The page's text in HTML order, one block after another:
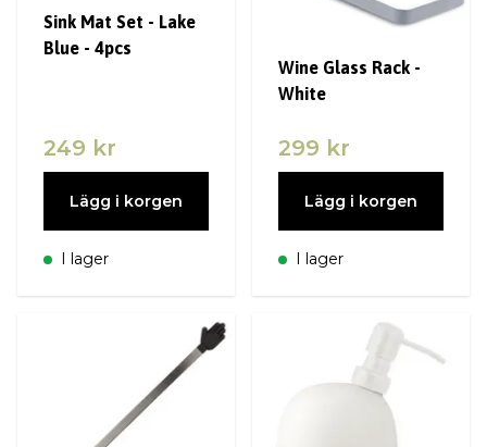
Sink Mat Set - Lake
Blue - 4pcs
249 kr
Lägg i korgen
I lager
Wine Glass Rack -
White
299 kr
Lägg i korgen
I lager